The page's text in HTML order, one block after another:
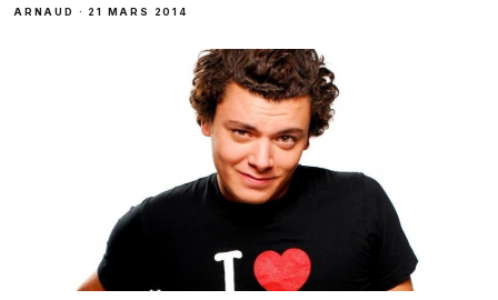
ARNAUD · 21 MARS 2014